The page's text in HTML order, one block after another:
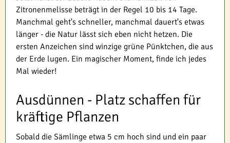
Zitronenmelisse beträgt in der Regel 10 bis 14 Tage.
Manchmal geht's schneller, manchmal dauert's etwas
länger - die Natur lässt sich eben nicht hetzen. Die
ersten Anzeichen sind winzige grüne Pünktchen, die aus
der Erde lugen. Ein magischer Moment, finde ich jedes
Mal wieder!
Ausdünnen - Platz schaffen für
kräftige Pflanzen
Sobald die Sämlinge etwa 5 cm hoch sind und ein paar